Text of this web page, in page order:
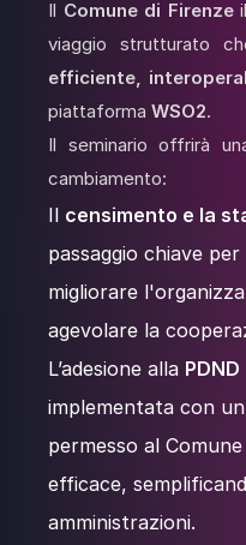
Il Comune di Firenze
viaggio strutturato
efficiente,
piattaforma WSO2.
Il seminario offrirà
cambiamento:
Il censimento e la
passaggio chiave
migliorare
agevolare la
L’adesione alla
implementata con
permesso al
efficace,
amministrazioni.